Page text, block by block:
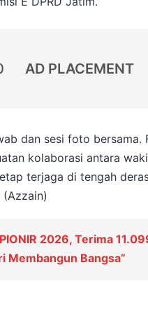
AD PLACEMENT
dan sesi foto bersama.
kolaborasi antara
terjaga di tengah
2026, Terima
Membangun Bangsa”